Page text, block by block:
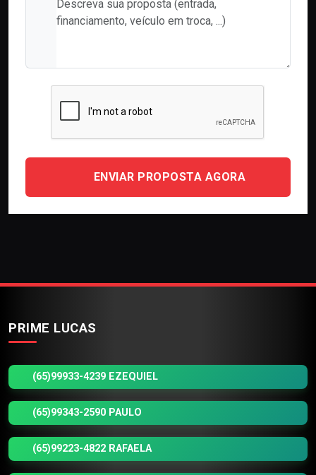
ENVIAR PROPOSTA AGORA
PRIME LUCAS
(65)99933-4239 EZEQUIEL
(65)99343-2590 PAULO
(65)99223-4822 RAFAELA